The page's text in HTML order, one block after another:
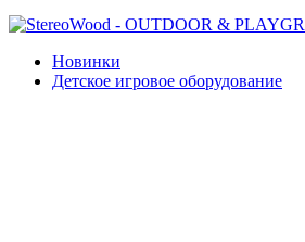
Новинки
Детское игровое оборудование